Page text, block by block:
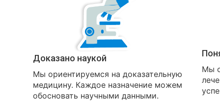
Доказано наукой
Мы ориентируемся на доказательную
медицину. Каждое назначение можем
обосновать научными данными.
Мы